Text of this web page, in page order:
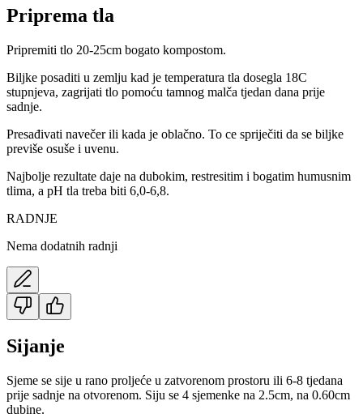
Priprema tla
Pripremiti tlo 20-25cm bogato kompostom.
Biljke posaditi u zemlju kad je temperatura tla dosegla 18C
stupnjeva, zagrijati tlo pomoću tamnog malča tjedan dana prije
sadnje.
Presađivati navečer ili kada je oblačno. To ce spriječiti da se biljke
previše osuše i uvenu.
Najbolje rezultate daje na dubokim, restresitim i bogatim humusnim
tlima, a pH tla treba biti 6,0-6,8.
RADNJE
Nema dodatnih radnji
Sijanje
Sjeme se sije u rano proljeće u zatvorenom prostoru ili 6-8 tjedana
prije sadnje na otvorenom. Siju se 4 sjemenke na 2.5cm, na 0.60cm
dubine.